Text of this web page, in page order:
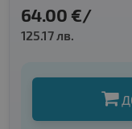
64.00 €/
125.17 лв.